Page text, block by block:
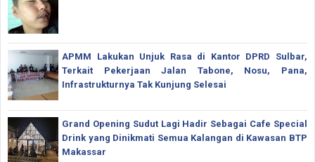
APMM Lakukan Unjuk Rasa di Kantor DPRD Sulbar,
Terkait Pekerjaan Jalan Tabone, Nosu, Pana,
Infrastrukturnya Tak Kunjung Selesai
Grand Opening Sudut Lagi Hadir Sebagai Cafe Special
Drink yang Dinikmati Semua Kalangan di Kawasan BTP
Makassar